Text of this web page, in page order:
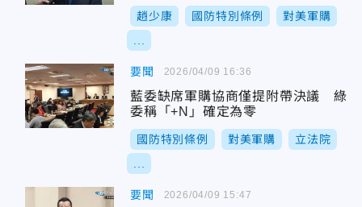
趙少康 國防特別條例 對美軍購
要聞
藍委缺席軍購協商僅提附帶決議 綠
委稱「+N」確定為零
國防特別條例 對美軍購 立法院
2026/04/09 16:36
要聞 2026/04/09 15:47